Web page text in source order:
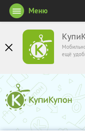
ещё
Меню